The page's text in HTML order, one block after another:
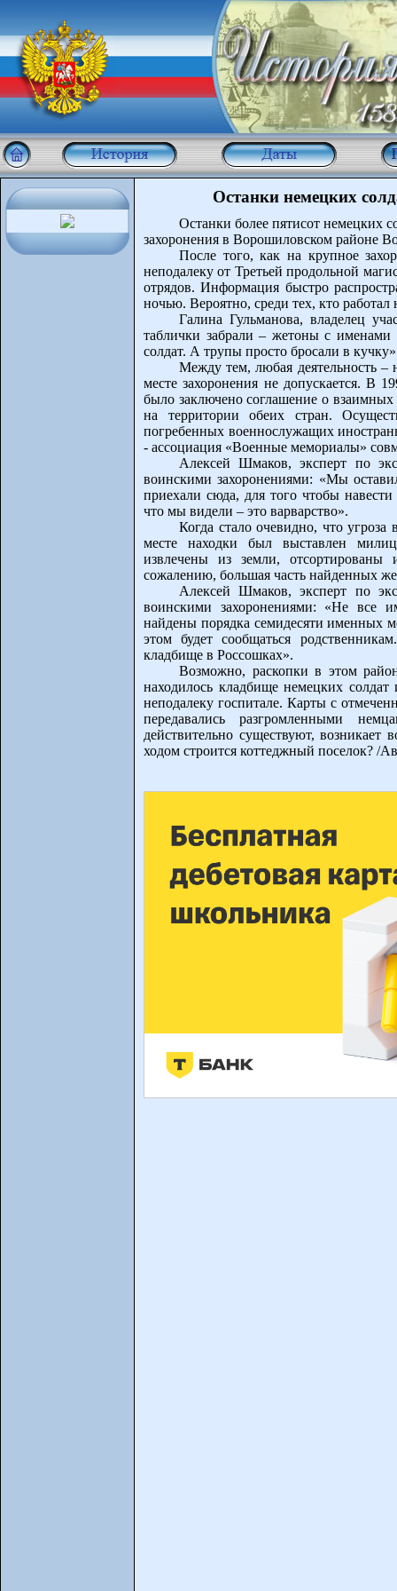
Останки немецких
Останки более пятисот немецких
захоронения в Ворошиловском районе
После того, как на крупное
неподалеку от Третьей продольной
отрядов. Информация быстро
ночью. Вероятно, среди тех, кто
Галина Гульманова, владелец
таблички забрали – жетоны с
солдат. А трупы просто бросали в
Между тем, любая деятельность –
месте захоронения не допускается. В
было заключено соглашение о взаимных
на территории обеих стран.
погребенных военнослужащих
- ассоциация «Военные мемориалы»
Алексей Шмаков, эксперт по
воинскими захоронениями: «Мы
приехали сюда, для того чтобы
что мы видели – это варварство».
Когда стало очевидно, что угроза
месте находки был выставлен
извлечены из земли,
сожалению, большая часть найденных
Алексей Шмаков, эксперт по
воинскими захоронениями: «Не все
найдены порядка семидесяти именных
этом будет сообщаться
кладбище в Россошках».
Возможно, раскопки в этом
находилось кладбище немецких
неподалеку госпитале. Карты с
передавались разгромленными
действительно существуют,
ходом строится коттеджный поселок? /